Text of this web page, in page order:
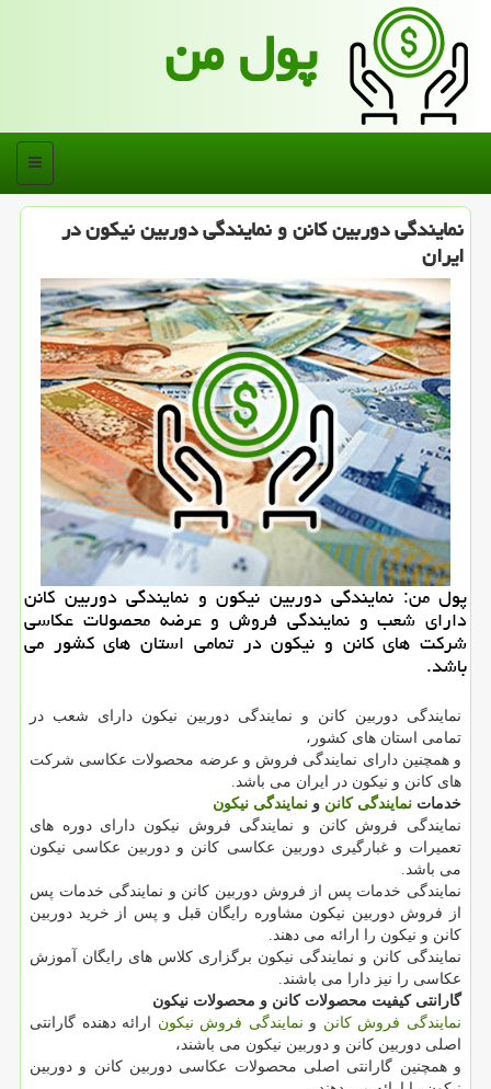
پول من
منو
نمایندگی دوربین كانن و نمایندگی دوربین نیكون در
ایران
پول من: نمایندگی دوربین نیكون و نمایندگی دوربین كانن
دارای شعب و نمایندگی فروش و عرضه محصولات عكاسی
شركت های كانن و نیكون در تمامی استان های كشور می
باشد.
نمایندگی دوربین کانن و نمایندگی دوربین نیکون دارای شعب در
تمامی استان های کشور،
و همچنین دارای نمایندگی فروش و عرضه محصولات عکاسی شرکت
های کانن و نیکون در ایران می باشد.
خدمات نمایندگی کانن و نمایندگی نیکون
نمایندگی فروش کانن و نمایندگی فروش نیکون دارای دوره های
تعمیرات و غبارگیری دوربین عکاسی کانن و دوربین عکاسی نیکون
می باشد.
نمایندگی خدمات پس از فروش دوربین کانن و نمایندگی خدمات پس
از فروش دوربین نیکون مشاوره رایگان قبل و پس از خرید دوربین
کانن و نیکون را ارائه می دهند.
نمایندگی کانن و نمایندگی نیکون برگزاری کلاس های رایگان آموزش
عکاسی را نیز دارا می باشند.
گارانتی کیفیت محصولات کانن و محصولات نیکون
نمایندگی فروش کانن و نمایندگی فروش نیکون ارائه دهنده گارانتی
اصلی دوربین کانن و دوربین نیکون می باشند،
و همچنین گارانتی اصلی محصولات عکاسی دوربین کانن و دوربین